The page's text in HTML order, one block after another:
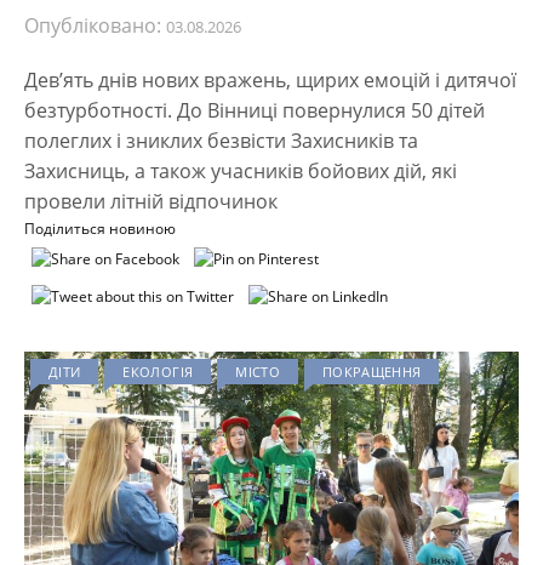
Опубліковано: 03.08.2026
Дев’ять днів нових вражень, щирих емоцій і дитячої
безтурботності. До Вінниці повернулися 50 дітей
полеглих і зниклих безвісти Захисників та
Захисниць, а також учасників бойових дій, які
провели літній відпочинок
Поділиться новиною
ДІТИ ЕКОЛОГІЯ МІСТО ПОКРАЩЕННЯ